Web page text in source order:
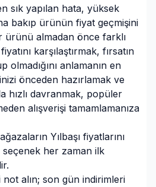
sık yapılan hata, yüksek
bakıp ürünün fiyat geçmişini
ürünü almadan önce farklı
karşılaştırmak, fırsatın
olmadığını anlamanın en
önceden hazırlamak ve
hızlı davranmak, popüler
alışverişi tamamlamanıza
Yılbaşı fiyatlarını
seçenek her zaman ilk
alın; son gün indirimleri